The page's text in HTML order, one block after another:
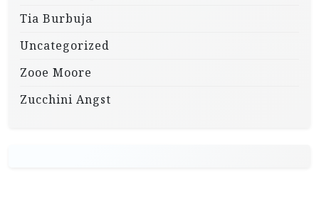
Tia Burbuja
Uncategorized
Zooe Moore
Zucchini Angst